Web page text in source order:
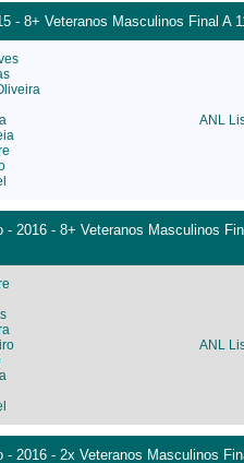
- 8+ Veteranos Masculinos Final A
ANL
2016 - 8+ Veteranos Masculinos
ANL
2016 - 2x Veteranos Masculinos